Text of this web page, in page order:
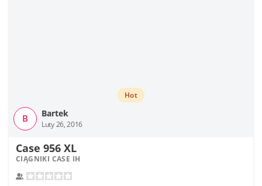
B Bartek
Luty 26, 2016
Hot
Case 956 XL
CIĄGNIKI CASE IH